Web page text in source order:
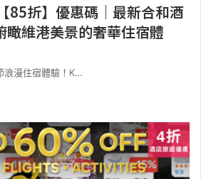
85折】優惠碼｜最新合和酒
瞰維港美景的奢華住宿體
浪漫住宿體驗！K…